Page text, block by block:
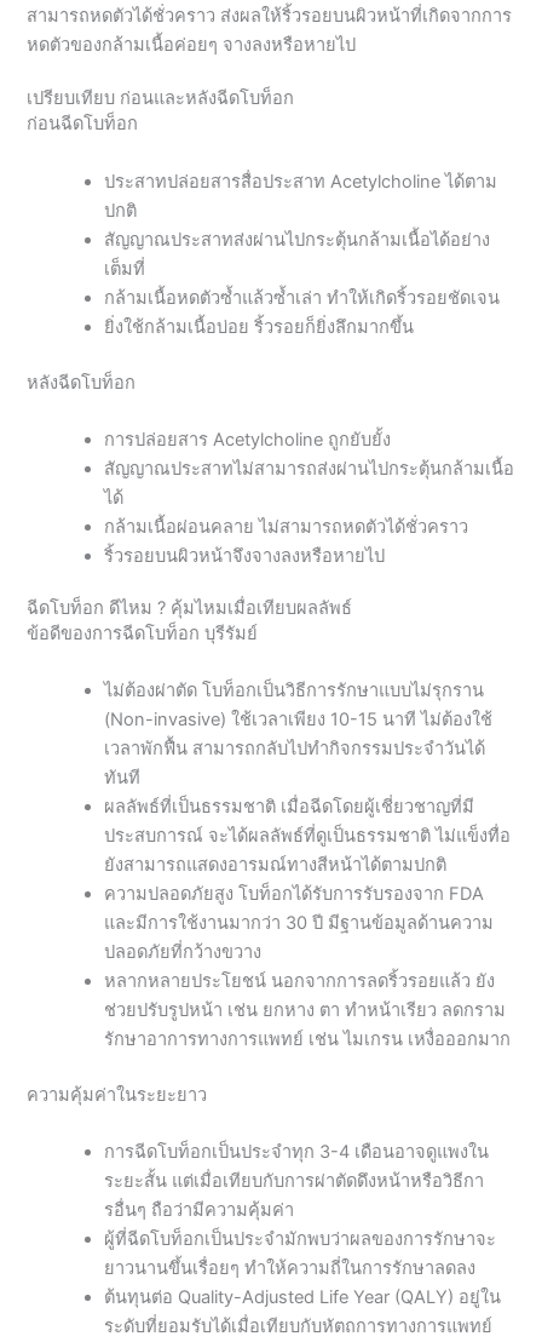
สามารถหดตัวได้ชั่วคราว ส่งผลให้ริ้วรอยบนผิวหน้าที่เกิดจากการ
หดตัวของกล้ามเนื้อค่อยๆ จางลงหรือหายไป
เปรียบเทียบ ก่อนและหลังฉีดโบท็อก
ก่อนฉีดโบท็อก
ประสาทปล่อยสารสื่อประสาท Acetylcholine ได้ตาม
ปกติ
สัญญาณประสาทส่งผ่านไปกระตุ้นกล้ามเนื้อได้อย่าง
เต็มที่
กล้ามเนื้อหดตัวซ้ำแล้วซ้ำเล่า ทำให้เกิดริ้วรอยชัดเจน
ยิ่งใช้กล้ามเนื้อบ่อย ริ้วรอยก็ยิ่งลึกมากขึ้น
หลังฉีดโบท็อก
การปล่อยสาร Acetylcholine ถูกยับยั้ง
สัญญาณประสาทไม่สามารถส่งผ่านไปกระตุ้นกล้ามเนื้อ
ได้
กล้ามเนื้อผ่อนคลาย ไม่สามารถหดตัวได้ชั่วคราว
ริ้วรอยบนผิวหน้าจึงจางลงหรือหายไป
ฉีดโบท็อก ดีไหม ? คุ้มไหมเมื่อเทียบผลลัพธ์
ข้อดีของการฉีดโบท็อก บุรีรัมย์
ไม่ต้องผ่าตัด โบท็อกเป็นวิธีการรักษาแบบไม่รุกราน
(Non-invasive) ใช้เวลาเพียง 10-15 นาที ไม่ต้องใช้
เวลาพักฟื้น สามารถกลับไปทำกิจกรรมประจำวันได้
ทันที
ผลลัพธ์ที่เป็นธรรมชาติ เมื่อฉีดโดยผู้เชี่ยวชาญที่มี
ประสบการณ์ จะได้ผลลัพธ์ที่ดูเป็นธรรมชาติ ไม่แข็งทื่อ
ยังสามารถแสดงอารมณ์ทางสีหน้าได้ตามปกติ
ความปลอดภัยสูง โบท็อกได้รับการรับรองจาก FDA
และมีการใช้งานมากว่า 30 ปี มีฐานข้อมูลด้านความ
ปลอดภัยที่กว้างขวาง
หลากหลายประโยชน์ นอกจากการลดริ้วรอยแล้ว ยัง
ช่วยปรับรูปหน้า เช่น ยกหาง ตา ทำหน้าเรียว ลดกราม
รักษาอาการทางการแพทย์ เช่น ไมเกรน เหงื่อออกมาก
ความคุ้มค่าในระยะยาว
การฉีดโบท็อกเป็นประจำทุก 3-4 เดือนอาจดูแพงใน
ระยะสั้น แต่เมื่อเทียบกับการผ่าตัดดึงหน้าหรือวิธีกา
รอื่นๆ ถือว่ามีความคุ้มค่า
ผู้ที่ฉีดโบท็อกเป็นประจำมักพบว่าผลของการรักษาจะ
ยาวนานขึ้นเรื่อยๆ ทำให้ความถี่ในการรักษาลดลง
ต้นทุนต่อ Quality-Adjusted Life Year (QALY) อยู่ใน
ระดับที่ยอมรับได้เมื่อเทียบกับหัตถการทางการแพทย์